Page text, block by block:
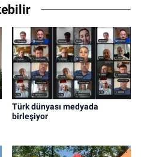
Türk dünyası medyada
birleşiyor